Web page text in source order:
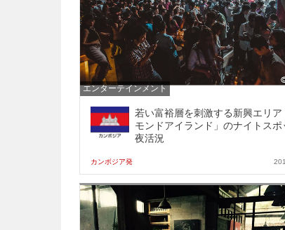
エンターテインメント
若い富裕層を刺激する新興エリア
モンドアイランド」のナイトスポ
夜活況
カンボジア発